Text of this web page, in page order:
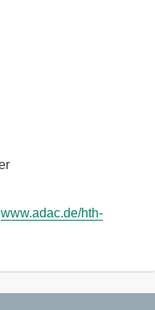
www.adac.de/hth-